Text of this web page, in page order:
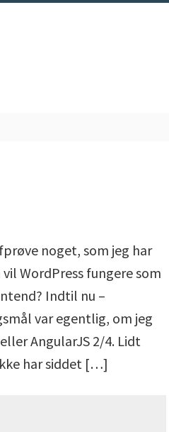
noget, som jeg har
WordPress fungere som
Indtil nu –
var egentlig, om jeg
AngularJS 2/4. Lidt
har siddet […]